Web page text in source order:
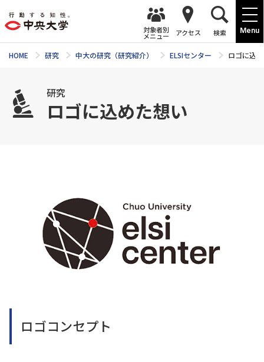
Menu
対象者別
メニュー アクセス 検索
HOME 研究 中大の研究（研究紹介） ELSIセンター ロゴに込
研究
ロゴに込めた想い
ロゴコンセプト